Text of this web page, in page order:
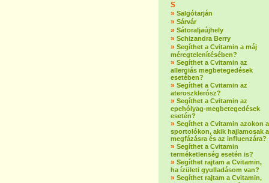
S
» Salgótarján
» Sárvár
» Sátoraljaújhely
» Schizandra Berry
» Segíthet a Cvitamin a máj
méregtelenítésében?
» Segíthet a Cvitamin az
allergiás megbetegedések
esetében?
» Segíthet a Cvitamin az
ateroszklerósz?
» Segíthet a Cvitamin az
epehólyag-megbetegedések
esetén?
» Segíthet a Cvitamin azokon a
sportolókon, akik hajlamosak a
megfázásra és az influenzára?
» Segíthet a Cvitamin
terméketlenség esetén is?
» Segíthet rajtam a Cvitamin,
ha ízületi gyulladásom van?
» Segíthet rajtam a Cvitamin,